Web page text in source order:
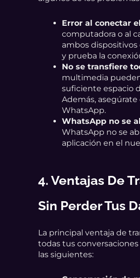
Error al conectar
computadora o al
ambos
y prueba la
No se transfiere
multimedia
suficiente espacio
Además,
WhatsApp.
WhatsApp no se
WhatsApp no se
aplicación en el
4. Ventajas De
Sin Perder Tus
La principal ventaja de
todas tus
las siguientes: